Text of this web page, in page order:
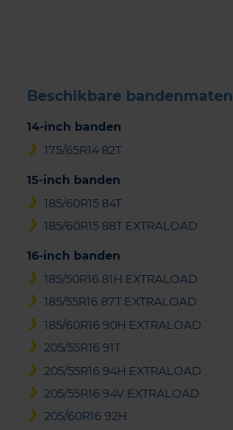
Beschikbare bandenmaten
14-inch banden
175/65R14 82T
15-inch banden
185/60R15 84T
185/60R15 88T EXTRALOAD
16-inch banden
185/50R16 81H EXTRALOAD
185/55R16 87T EXTRALOAD
185/60R16 90H EXTRALOAD
205/55R16 91T
205/55R16 94H EXTRALOAD
205/55R16 94V EXTRALOAD
205/60R16 92H